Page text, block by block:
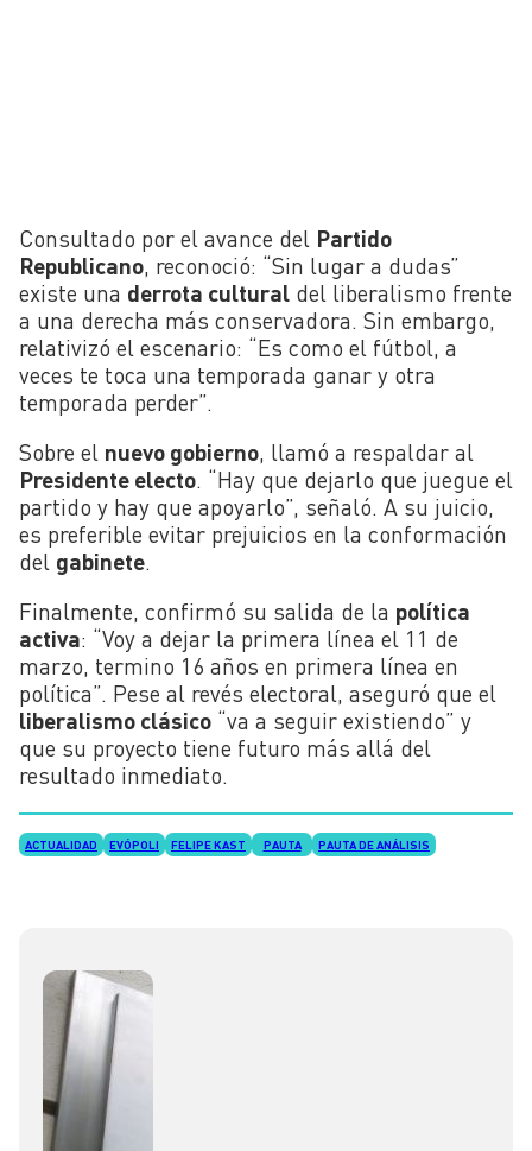
Consultado por el avance del Partido
Republicano, reconoció: “Sin lugar a dudas”
existe una derrota cultural del liberalismo frente
a una derecha más conservadora. Sin embargo,
relativizó el escenario: “Es como el fútbol, a
veces te toca una temporada ganar y otra
temporada perder”.
Sobre el nuevo gobierno, llamó a respaldar al
Presidente electo. “Hay que dejarlo que juegue el
partido y hay que apoyarlo”, señaló. A su juicio,
es preferible evitar prejuicios en la conformación
del gabinete.
Finalmente, confirmó su salida de la política
activa: “Voy a dejar la primera línea el 11 de
marzo, termino 16 años en primera línea en
política”. Pese al revés electoral, aseguró que el
liberalismo clásico “va a seguir existiendo” y
que su proyecto tiene futuro más allá del
resultado inmediato.
ACTUALIDAD EVÓPOLI FELIPE KAST PAUTA PAUTA DE ANÁLISIS